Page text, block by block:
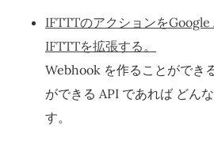
IFTTTのアクションを
IFTTTを拡張する。
Webhook を作ることができ
ができる API であれば どん
す。